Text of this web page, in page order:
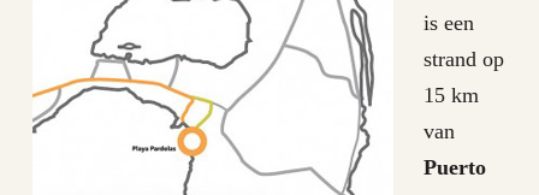
is een
strand op
15 km
van
Puerto